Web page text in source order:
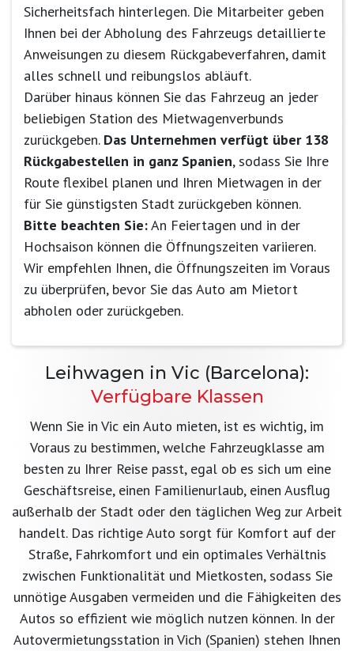
Sicherheitsfach hinterlegen. Die Mitarbeiter geben
Ihnen bei der Abholung des Fahrzeugs detaillierte
Anweisungen zu diesem Rückgabeverfahren, damit
alles schnell und reibungslos abläuft.
Darüber hinaus können Sie das Fahrzeug an jeder
beliebigen Station des Mietwagenverbunds
zurückgeben. Das Unternehmen verfügt über 138
Rückgabestellen in ganz Spanien, sodass Sie Ihre
Route flexibel planen und Ihren Mietwagen in der
für Sie günstigsten Stadt zurückgeben können.
Bitte beachten Sie:An Feiertagen und in der
Hochsaison können die Öffnungszeiten variieren.
Wir empfehlen Ihnen, die Öffnungszeiten im Voraus
zu überprüfen, bevor Sie das Auto am Mietort
abholen oder zurückgeben.
Leihwagen in Vic (Barcelona):
Verfügbare Klassen
Wenn Sie in Vic ein Auto mieten, ist es wichtig, im
Voraus zu bestimmen, welche Fahrzeugklasse am
besten zu Ihrer Reise passt, egal ob es sich um eine
Geschäftsreise, einen Familienurlaub, einen Ausflug
außerhalb der Stadt oder den täglichen Weg zur Arbeit
handelt. Das richtige Auto sorgt für Komfort auf der
Straße, Fahrkomfort und ein optimales Verhältnis
zwischen Funktionalität und Mietkosten, sodass Sie
unnötige Ausgaben vermeiden und die Fähigkeiten des
Autos so effizient wie möglich nutzen können. In der
Autovermietungsstation in Vich (Spanien) stehen Ihnen